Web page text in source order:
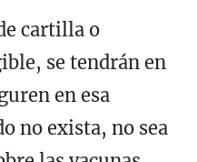
cartilla o
se tendrán en
en esa
no exista, no sea